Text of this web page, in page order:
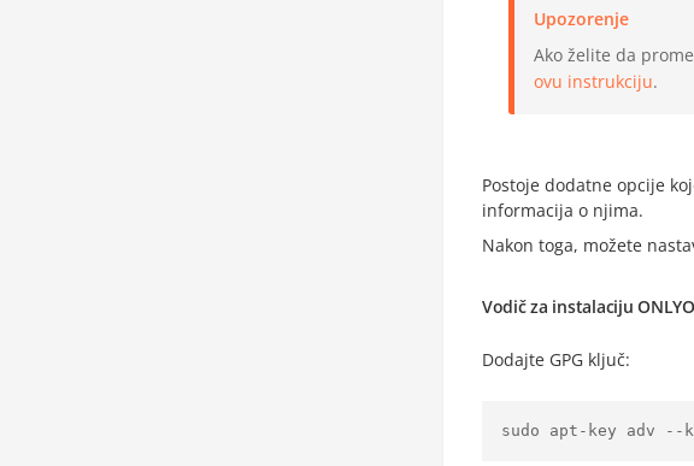
Upozorenje
Ako želite da
ovu instrukciju.
Postoje dodatne opcije
informacija o njima.
Nakon toga, možete
Vodič za instalaciju
Dodajte GPG ključ: